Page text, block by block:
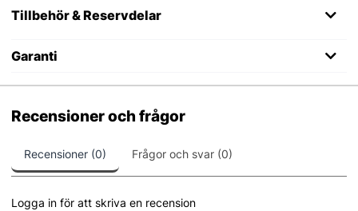
Tillbehör & Reservdelar
Garanti
Recensioner och frågor
Recensioner (0) Frågor och svar (0)
Logga in för att skriva en recension